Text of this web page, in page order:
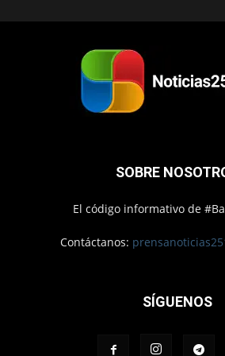
SOBRE
El código informativo de
Contáctanos:
SÍGUENOS